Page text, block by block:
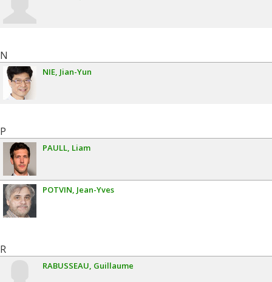
N
NIE Jian-Yun
P
PAULL Liam
POTVIN Jean-Yves
R
RABUSSEAU Guillaume